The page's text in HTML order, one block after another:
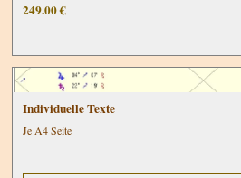
249.00 €
Individuelle Texte
Je A4 Seite